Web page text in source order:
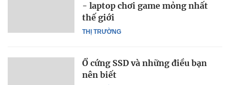
THỊ TRƯỜNG
- laptop chơi game mỏng nhất
thế giới
Ổ cứng SSD và những điều bạn
nên biết